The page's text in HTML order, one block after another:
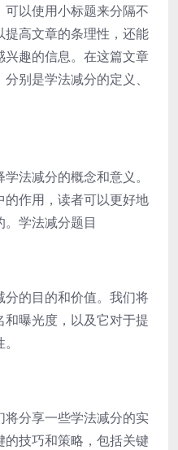
以使用小标题来分隔不
高文章的条理性，还能
趣的信息。在这篇文章
别是学法减分的定义、
法减分的概念和意义。
作用，读者可以更好地
学法减分题目
的目的和价值。我们将
曝光度，以及它对于提
分享一些学法减分的实
技巧和策略，包括关键